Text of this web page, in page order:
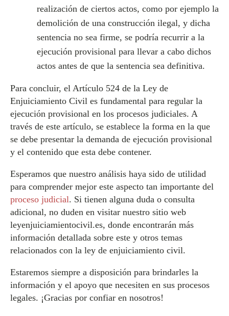
realización de ciertos actos, como por ejemplo la
demolición de una construcción ilegal, y dicha
sentencia no sea firme, se podría recurrir a la
ejecución provisional para llevar a cabo dichos
actos antes de que la sentencia sea definitiva.
Para concluir, el Artículo 524 de la Ley de
Enjuiciamiento Civil es fundamental para regular la
ejecución provisional en los procesos judiciales. A
través de este artículo, se establece la forma en la que
se debe presentar la demanda de ejecución provisional
y el contenido que esta debe contener.
Esperamos que nuestro análisis haya sido de utilidad
para comprender mejor este aspecto tan importante del
proceso judicial. Si tienen alguna duda o consulta
adicional, no duden en visitar nuestro sitio web
leyenjuiciamientocivil.es, donde encontrarán más
información detallada sobre este y otros temas
relacionados con la ley de enjuiciamiento civil.
Estaremos siempre a disposición para brindarles la
información y el apoyo que necesiten en sus procesos
legales. ¡Gracias por confiar en nosotros!